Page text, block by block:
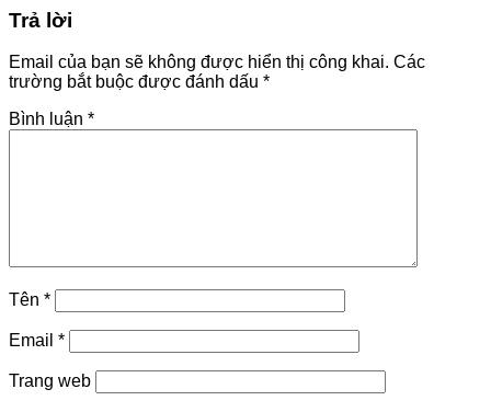
Trả lời
Email của bạn sẽ không được hiển thị công khai. Các
trường bắt buộc được đánh dấu *
Bình luận *
Tên *
Email *
Trang web